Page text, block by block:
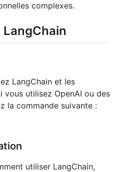
complexes.
LangChain et les
vous utilisez OpenAI ou des
la commande suivante :
utiliser LangChain,